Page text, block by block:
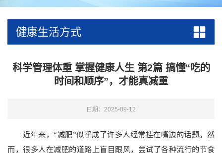
健康生活方式
科学管理体重 掌握健康人生 第2篇 搞懂“吃的
时间和顺序”，才能真减重
日期：2025-09-12
近年来，“减肥”似乎成了许多人经常挂在嘴边的话题。然
而，很多人在减肥的道路上盲目跟风，尝试了各种流行的节食